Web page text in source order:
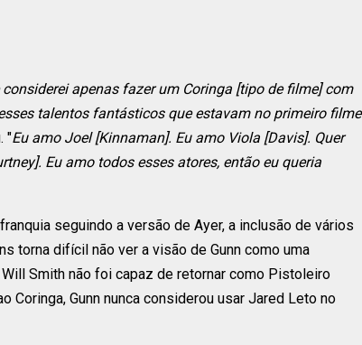
apenas fazer um Coringa [tipo de filme] com
talentos fantásticos que estavam no primeiro filme
"Eu amo Joel [Kinnaman]. Eu amo Viola [Davis]. Quer
Eu amo todos esses atores, então eu queria
seguindo a versão de Ayer, a inclusão de vários
torna difícil não ver a visão de Gunn como uma
Smith não foi capaz de retornar como Pistoleiro
Coringa, Gunn nunca considerou usar Jared Leto no